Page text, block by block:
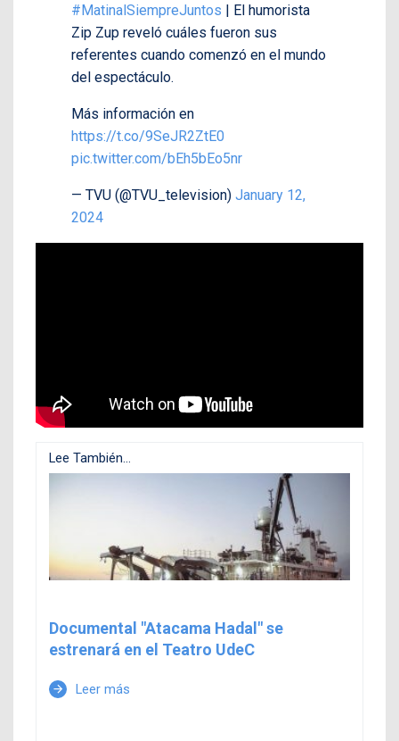
#MatinalSiempreJuntos | El humorista
Zip Zup reveló cuáles fueron sus
referentes cuando comenzó en el mundo
del espectáculo.
Más información en
https://t.co/9SeJR2ZtE0
pic.twitter.com/bEh5bEo5nr
— TVU (@TVU_television) January 12,
2024
Lee También...
Documental "Atacama Hadal" se
estrenará en el Teatro UdeC
arrow_forward Leer más